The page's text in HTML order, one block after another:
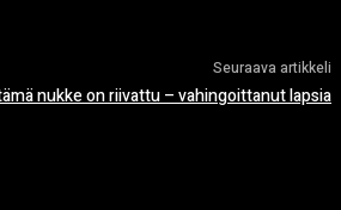
Seuraava artikkeli
nukke on riivattu – vahingoittanut lapsia